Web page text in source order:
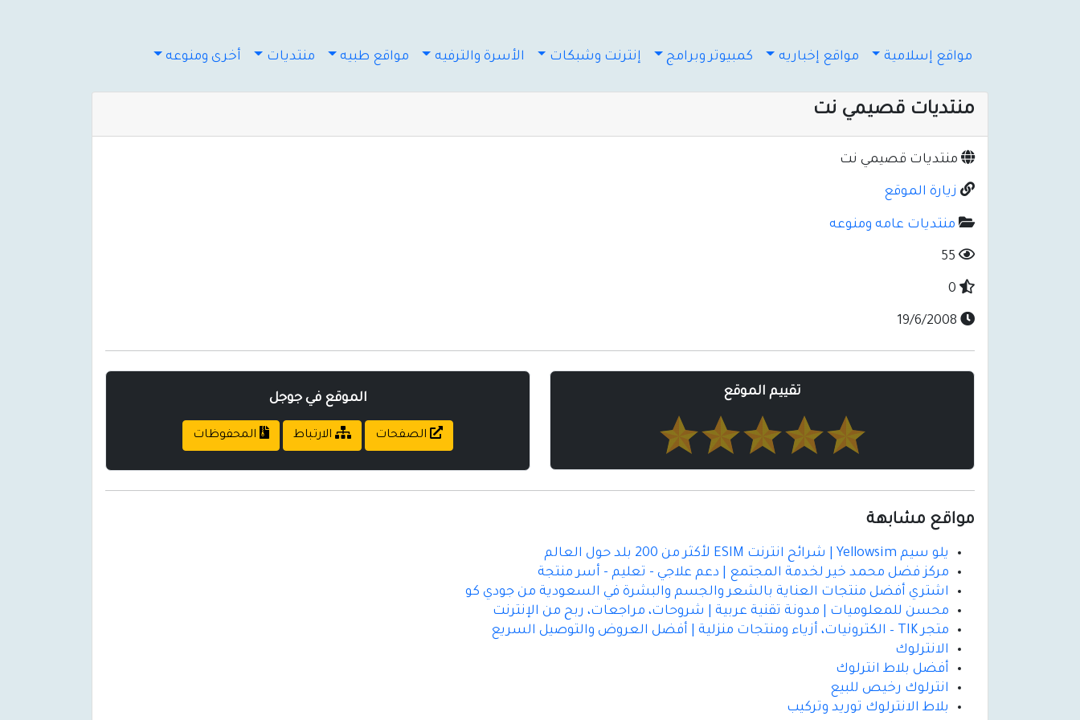
مواقع إسلامية مواقع إخباريه كمبيوتر وبرامج إنترنت وشبكات الأسرة والترفيه مواقع طبيه منتديات أخرى ومنوعه
منتديات قصيمي نت
منتديات قصيمي نت
زيارة الموقع
منتديات عامه ومنوعه
تقييم الموقع الموقع في جوجل
الصفحات الارتباط المحفوظات
مواقع مشابهة
يلو سيم Yellowsim | شرائح انترنت ESIM لأكثر من 200 بلد حول العالم
مركز فضل محمد خير لخدمة المجتمع | دعم علاجي - تعليم - أسر منتجة
اشتري أفضل منتجات العناية بالشعر والجسم والبشرة في السعودية من جودي كو
محسن للمعلوميات | مدونة تقنية عربية | شروحات، مراجعات، ربح من الإنترنت
متجر TIK – الكترونيات، أزياء ومنتجات منزلية | أفضل العروض والتوصيل السريع
الانترلوك
أفضل بلاط انترلوك
انترلوك رخيص للبيع
بلاط الانترلوك توريد وتركيب